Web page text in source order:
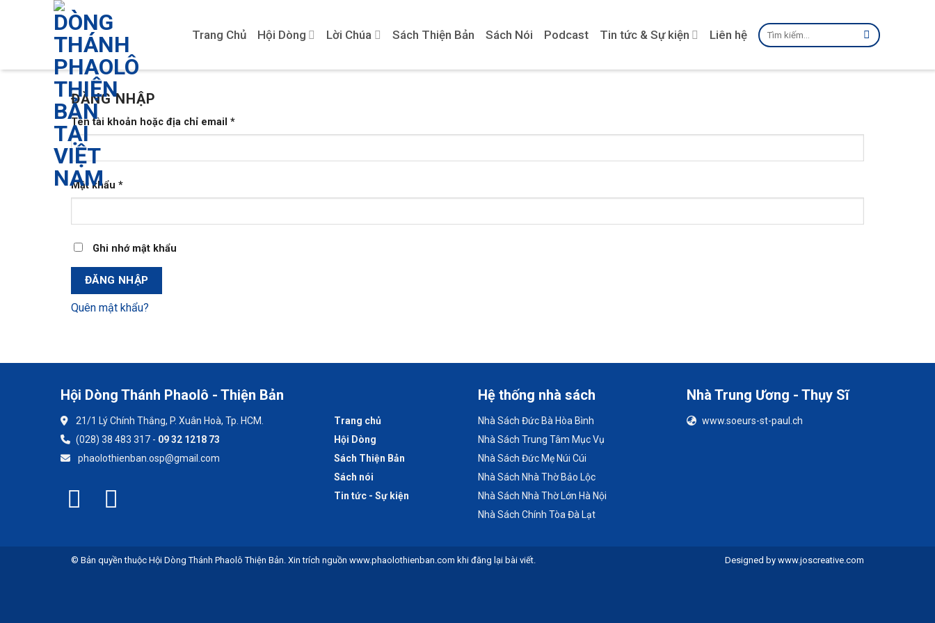
Trang Chủ Hội Dòng Lời Chúa Sách Thiện Bản Sách Nói Podcast Tin tức & Sự kiện Liên hệ
Tìm
kiếm:
ĐĂNG NHẬP
Tên tài khoản hoặc địa chỉ email *
Mật khẩu *
Ghi nhớ mật khẩu
ĐĂNG NHẬP
Quên mật khẩu?
Hội Dòng Thánh Phaolô - Thiện Bản
21/1 Lý Chính Thắng, P. Xuân Hoà, Tp. HCM.
(028) 38 483 317 - 09 32 1218 73
phaolothienban.osp@gmail.com
Trang chủ
Hội Dòng
Sách Thiện Bản
Sách nói
Tin tức - Sự kiện
Hệ thống nhà sách
Nhà Sách Đức Bà Hòa Bình
Nhà Sách Trung Tâm Mục Vụ
Nhà Sách Đức Mẹ Núi Cúi
Nhà Sách Nhà Thờ Bảo Lộc
Nhà Sách Nhà Thờ Lớn Hà Nội
Nhà Sách Chính Tòa Đà Lạt
Nhà Trung Ương - Thụy Sĩ
www.soeurs-st-paul.ch
Designed by www.joscreative.com
© Bản quyền thuộc Hội Dòng Thánh Phaolô Thiện Bản. Xin trích nguồn www.phaolothienban.com khi đăng lại bài viết.